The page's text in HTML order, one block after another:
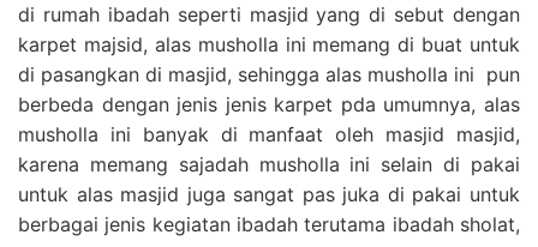
di rumah ibadah seperti masjid yang di sebut dengan
karpet majsid, alas musholla ini memang di buat untuk
di pasangkan di masjid, sehingga alas musholla ini pun
berbeda dengan jenis jenis karpet pda umumnya, alas
musholla ini banyak di manfaat oleh masjid masjid,
karena memang sajadah musholla ini selain di pakai
untuk alas masjid juga sangat pas juka di pakai untuk
berbagai jenis kegiatan ibadah terutama ibadah sholat,